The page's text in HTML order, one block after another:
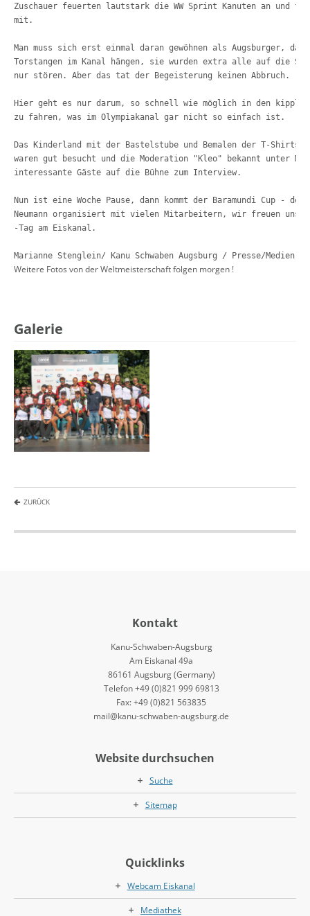
Zuschauer feuerten lautstark die WW Sprint Kanuten an und
mit.
Man muss sich erst einmal daran gewöhnen als Augsburger,
Torstangen im Kanal hängen, sie wurden extra alle auf die
nur stören. Aber das tat der Begeisterung keinen Abbruch.
Hier geht es nur darum, so schnell wie möglich in den
zu fahren, was im Olympiakanal gar nicht so einfach ist.
Das Kinderland mit der Bastelstube und Bemalen der T-Shirts
waren gut besucht und die Moderation "Kleo" bekannt unter
interessante Gäste auf die Bühne zum Interview.
Nun ist eine Woche Pause, dann kommt der Baramundi Cup -
Neumann organisiert mit vielen Mitarbeitern, wir freuen uns auf
-Tag am Eiskanal.
Marianne Stenglein/ Kanu Schwaben Augsburg / Presse/
Weitere Fotos von der Weltmeisterschaft folgen morgen !
Galerie
ZURÜCK
Kontakt
Kanu-Schwaben-Augsburg
Am Eiskanal 49a
86161 Augsburg (Germany)
Telefon +49 (0)821 999 69813
Fax: +49 (0)821 563835
mail@kanu-schwaben-augsburg.de
Website durchsuchen
Suche
Sitemap
Quicklinks
Webcam Eiskanal
Mediathek